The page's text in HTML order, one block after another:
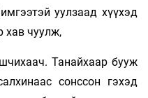
уулзаад хүүхэд
хав­ чуулж,
Танайхаар бууж
сонссон гэхэд